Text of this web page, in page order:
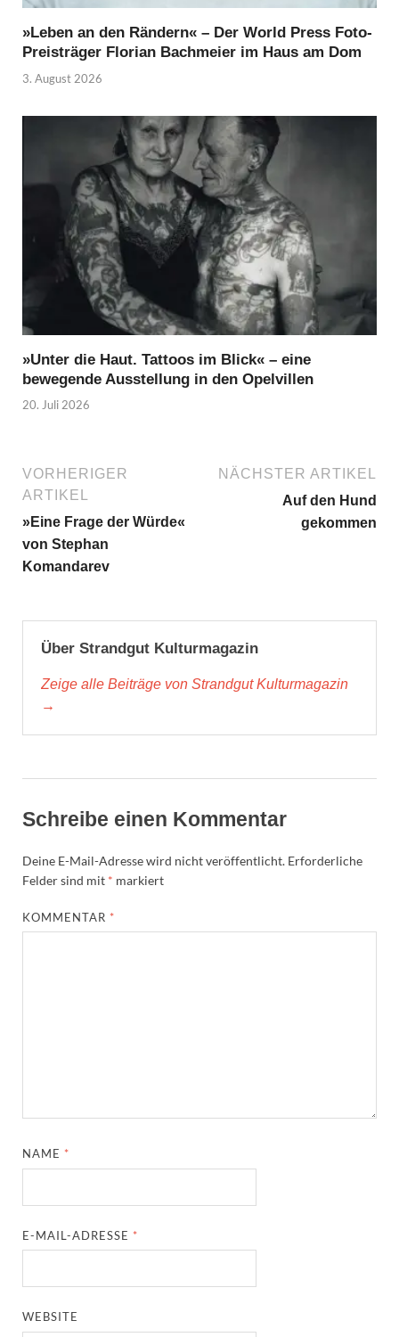
»Leben an den Rändern« – Der World Press Foto-
Preisträger Florian Bachmeier im Haus am Dom
3. August 2026
»Unter die Haut. Tattoos im Blick« – eine
bewegende Ausstellung in den Opelvillen
20. Juli 2026
VORHERIGER
ARTIKEL
»Eine Frage der Würde«
von Stephan
Komandarev
NÄCHSTER ARTIKEL
Auf den Hund
gekommen
Über Strandgut Kulturmagazin
Zeige alle Beiträge von Strandgut Kulturmagazin
→
Schreibe einen Kommentar
Deine E-Mail-Adresse wird nicht veröffentlicht. Erforderliche
Felder sind mit * markiert
KOMMENTAR *
NAME *
E-MAIL-ADRESSE *
WEBSITE